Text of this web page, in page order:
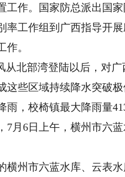
工作。国家防总派出国
率工作组到广西指导开
作。
北部湾登陆以后，对广
这些区域持续降水突破
雨，校椅镇最大降雨量
7月6日上午，横州市六
州市六蓝水库、云表水